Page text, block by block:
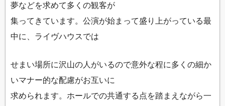
夢などを求めて多くの観客が
集ってきています。公演が始まって盛り上がっている最
中に、ライヴハウスでは
せまい場所に沢山の人がいるので意外な程に多くの細か
いマナー的な配慮がお互いに
求められます。ホールでの共通する点を踏まえながら一